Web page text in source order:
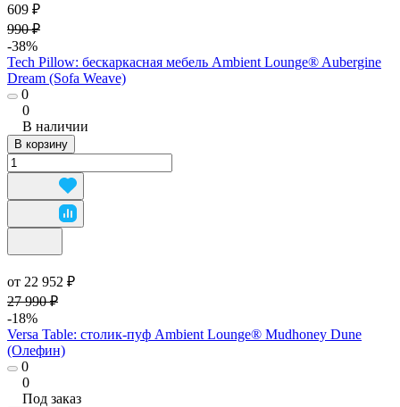
609 ₽
990 ₽
-38%
Tech Pillow: бескаркасная мебель Ambient Lounge® Aubergine
Dream (Sofa Weave)
0
0
В наличии
В корзину
от 22 952 ₽
27 990 ₽
-18%
Versa Table: столик-пуф Ambient Lounge® Mudhoney Dune
(Олефин)
0
0
Под заказ